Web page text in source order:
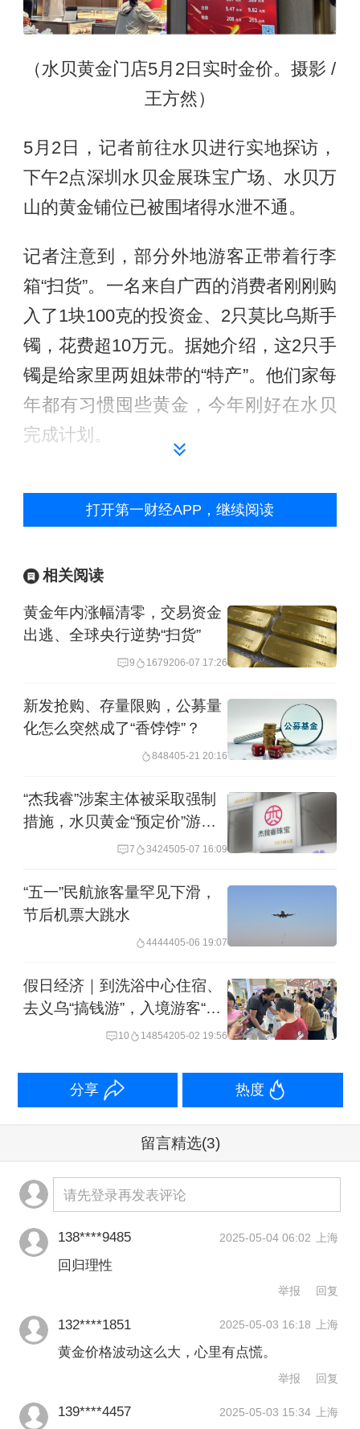
（水贝黄金门店5月2日实时金价。摄影 /
王方然）
5月2日，记者前往水贝进行实地探访，
下午2点深圳水贝金展珠宝广场、水贝万
山的黄金铺位已被围堵得水泄不通。
记者注意到，部分外地游客正带着行李
箱“扫货”。一名来自广西的消费者刚刚购
入了1块100克的投资金、2只莫比乌斯手
镯，花费超10万元。据她介绍，这2只手
镯是给家里两姐妹带的“特产”。他们家每
年都有习惯囤些黄金，今年刚好在水贝
完成计划。
（水贝金展珠宝广场负1层。摄影 /王方
然）
“来涨涨见识。”来自福建的元女士这次是
和几个姐妹一起来水贝打卡。他们这次
款”，类似的款式，价格为1.3万元，仅为
正品的二分之一至三分之一。而且上个
的商家，当时的价格还接近1.5万元。一
周多的时间内，差价超2000元。
在现场，记者观察到最受消费者欢迎的
是投资金、素圈手镯、金片等一些低工
费产品。与银行相比，目前水贝商家投
格一应俱全，工费基本统一为每克5元。
（消费者五一在水贝选购黄金。摄影 /王
打开第一财经APP，继续阅读
相关阅读
黄金年内涨幅清零，交易资金
出逃、全球央行逆势“扫货”
9 1679206-07 17:26
新发抢购、存量限购，公募量
化怎么突然成了“香饽饽”？
848405-21 20:16
“杰我睿”涉案主体被采取强制
措施，水贝黄金“预定价”游戏
7 3424505-07 16:09
“五一”民航旅客量罕见下滑，
节后机票大跳水
4444405-06 19:07
假日经济｜到洗浴中心住宿、
去义乌“搞钱游”，入境游客“五
10 14854205-02 19:56
分享 热度
留言精选(3)
请先登录再发表评论
138****9485 2025-05-04 06:02 上海
回归理性
举报 回复
132****1851 2025-05-03 16:18 上海
黄金价格波动这么大，心里有点慌。
举报 回复
139****4457 2025-05-03 15:34 上海